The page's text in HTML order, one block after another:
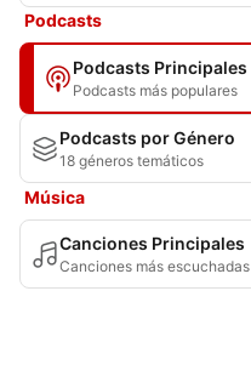
Podcasts
Podcasts Principales
Podcasts más populares
Podcasts por Género
18 géneros temáticos
Música
Canciones Principales
Canciones más escuchadas